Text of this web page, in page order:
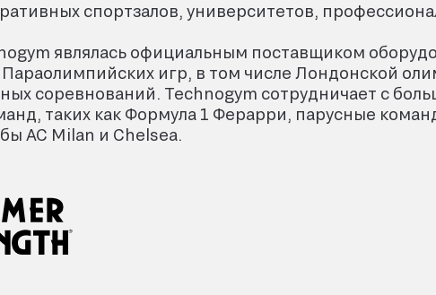
спортзалов, университетов,
являлась официальным поставщиком
игр, в том числе Лондонской
соревнований. Technogym сотрудничает с
таких как Формула 1 Ферарри, парусные
AC Milan и Chelsea.